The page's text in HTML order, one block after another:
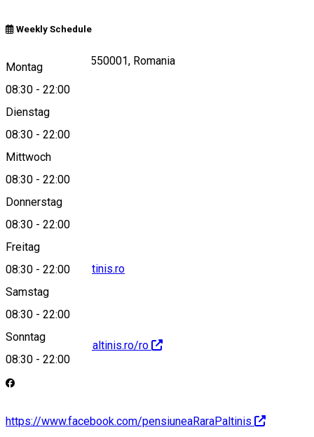
Weekly Schedule
Montag
08:30 - 22:00
Dienstag
08:30 - 22:00
Mittwoch
08:30 - 22:00
Donnerstag
08:30 - 22:00
Freitag
08:30 - 22:00
Samstag
08:30 - 22:00
Sonntag
08:30 - 22:00
DJ106A, Păltiniș 550001, Romania
View on map
rezervari@rarapaltinis.ro
https://www.rarapaltinis.ro/ro
https://www.facebook.com/pensiuneaRaraPaltinis